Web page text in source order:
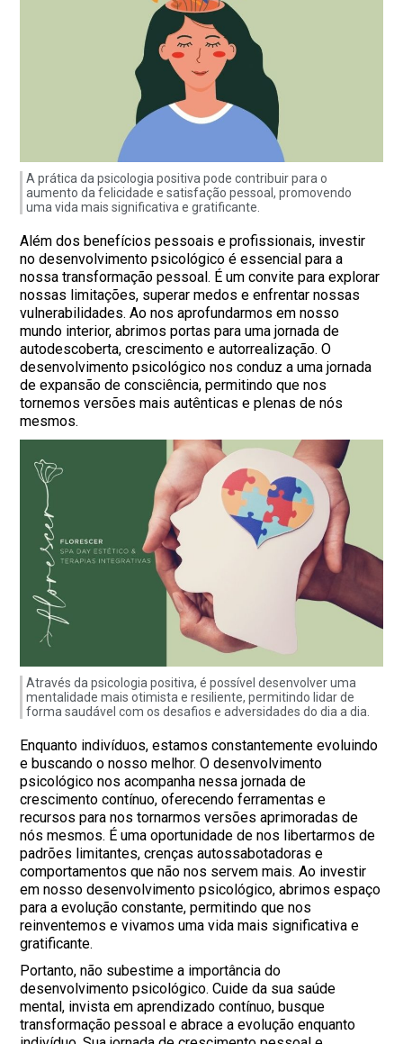
A prática da psicologia positiva pode contribuir para o
aumento da felicidade e satisfação pessoal, promovendo
uma vida mais significativa e gratificante.
Além dos benefícios pessoais e profissionais, investir
no desenvolvimento psicológico é essencial para a
nossa transformação pessoal. É um convite para explorar
nossas limitações, superar medos e enfrentar nossas
vulnerabilidades. Ao nos aprofundarmos em nosso
mundo interior, abrimos portas para uma jornada de
autodescoberta, crescimento e autorrealização. O
desenvolvimento psicológico nos conduz a uma jornada
de expansão de consciência, permitindo que nos
tornemos versões mais autênticas e plenas de nós
mesmos.
Através da psicologia positiva, é possível desenvolver uma
mentalidade mais otimista e resiliente, permitindo lidar de
forma saudável com os desafios e adversidades do dia a dia.
Enquanto indivíduos, estamos constantemente evoluindo
e buscando o nosso melhor. O desenvolvimento
psicológico nos acompanha nessa jornada de
crescimento contínuo, oferecendo ferramentas e
recursos para nos tornarmos versões aprimoradas de
nós mesmos. É uma oportunidade de nos libertarmos de
padrões limitantes, crenças autossabotadoras e
comportamentos que não nos servem mais. Ao investir
em nosso desenvolvimento psicológico, abrimos espaço
para a evolução constante, permitindo que nos
reinventemos e vivamos uma vida mais significativa e
gratificante.
Portanto, não subestime a importância do
desenvolvimento psicológico. Cuide da sua saúde
mental, invista em aprendizado contínuo, busque
transformação pessoal e abrace a evolução enquanto